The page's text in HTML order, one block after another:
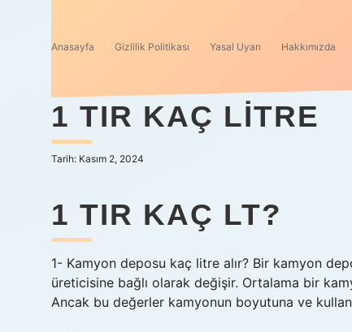
Anasayfa Gizlilik Politikası Yasal Uyarı Hakkımızda
1 TIR KAÇ LITRE
Tarih: Kasım 2, 2024
1 TIR KAÇ LT?
1- Kamyon deposu kaç litre alır? Bir kamyon
üreticisine bağlı olarak değişir. Ortalama bir
Ancak bu değerler kamyonun boyutuna ve